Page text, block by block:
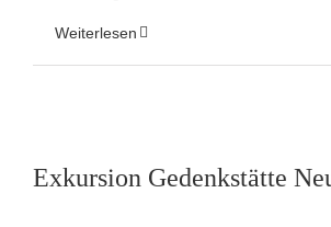
Weiterlesen
Exkursion Gedenkstätte